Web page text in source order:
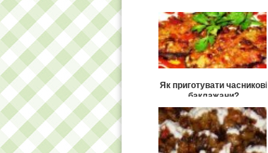
Як приготувати часникові
баклажани?